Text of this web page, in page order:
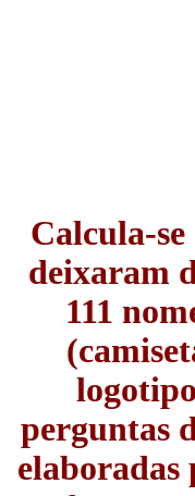
Calcula-se
deixaram
111
perguntas
elaboradas